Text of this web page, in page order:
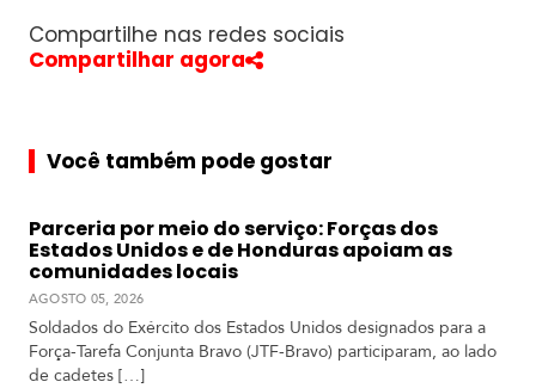
A
m
c
o
S
u
l
A
Compartilhe nas redes sociais
Compartilhar agora
Você também pode gostar
Parceria por meio do serviço: Forças dos
Estados Unidos e de Honduras apoiam as
comunidades locais
AGOSTO 05, 2026
Soldados do Exército dos Estados Unidos designados para a
Força-Tarefa Conjunta Bravo (JTF-Bravo) participaram, ao lado
de cadetes […]